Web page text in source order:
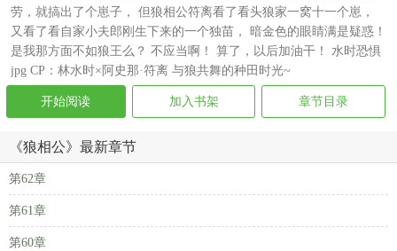
劳，就搞出了个崽子， 但狼相公符离看了看头狼家一窝十一个崽，
又看了看自家小夫郎刚生下来的一个独苗， 暗金色的眼睛满是疑惑！
是我那方面不如狼王么？ 不应当啊！ 算了，以后加油干！ 水时恐惧
jpg CP：林水时×阿史那·符离 与狼共舞的种田时光~
开始阅读 加入书架 章节目录
《狼相公》最新章节
第62章
第61章
第60章